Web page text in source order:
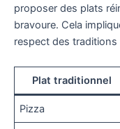
proposer des plats
bravoure. Cela
respect des traditions
Plat traditionnel
Pizza